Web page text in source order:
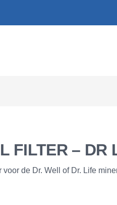
FILTER – DR
voor de Dr. Well of Dr. Life